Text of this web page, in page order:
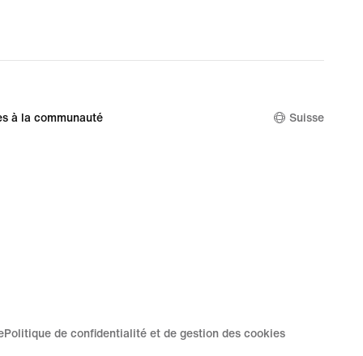
à la communauté Suisse
Politique de confidentialité et de gestion des cookies